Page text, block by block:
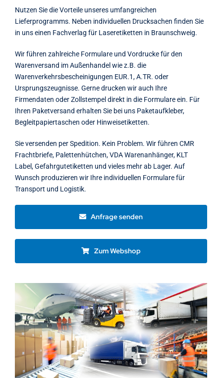
Nutzen Sie die Vorteile unseres umfangreichen
Lieferprogramms. Neben individuellen Drucksachen finden Sie
in uns einen Fachverlag für Laseretiketten in Braunschweig.
Wir führen zahlreiche Formulare und Vordrucke für den
Warenversand im Außenhandel wie z.B. die
Warenverkehrsbescheinigungen EUR.1, A.TR. oder
Ursprungszeugnisse. Gerne drucken wir auch Ihre
Firmendaten oder Zollstempel direkt in die Formulare ein. Für
Ihren Paketversand erhalten Sie bei uns Paketaufkleber,
Begleitpapiertaschen oder Hinweisetiketten.
Sie versenden per Spedition. Kein Problem. Wir führen CMR
Frachtbriefe, Palettenhütchen, VDA Warenanhänger, KLT
Label, Gefahrgutetiketten und vieles mehr ab Lager. Auf
Wunsch produzieren wir Ihre individuellen Formulare für
Transport und Logistik.
Anfrage senden
Zum Webshop